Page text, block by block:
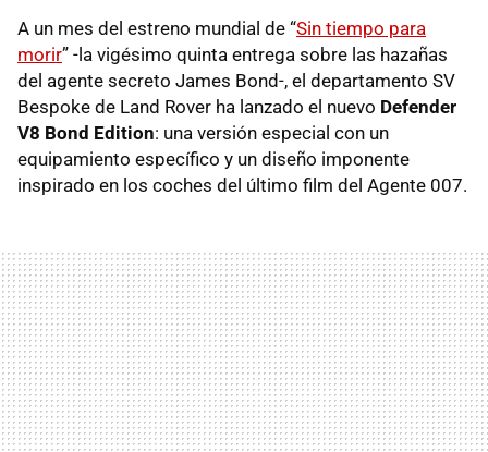
A un mes del estreno mundial de “Sin tiempo para
morir” -la vigésimo quinta entrega sobre las hazañas
del agente secreto James Bond-, el departamento SV
Bespoke de Land Rover ha lanzado el nuevo Defender
V8 Bond Edition: una versión especial con un
equipamiento específico y un diseño imponente
inspirado en los coches del último film del Agente 007.